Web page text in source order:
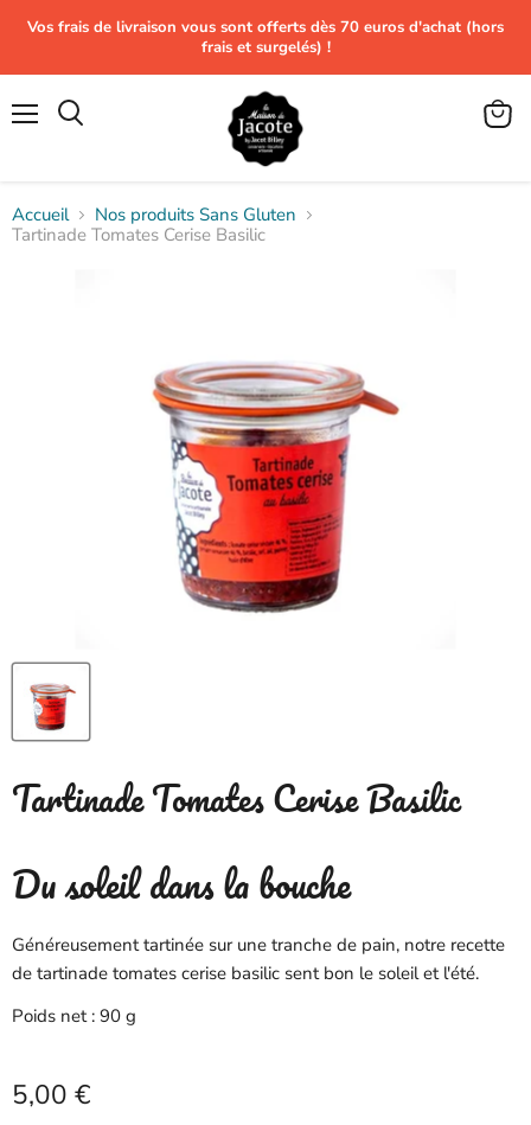
Vos frais de livraison vous sont offerts dès 70 euros d'achat (hors
frais et surgelés) !
Voir
Accueil
Nos produits Sans Gluten
Tartinade Tomates Cerise Basilic
Tartinade Tomates Cerise Basilic
Du soleil dans la bouche
Généreusement tartinée sur une tranche de pain, notre recette
de tartinade tomates cerise basilic sent bon le soleil et l'été.
Poids net : 90 g
Prix actuel
5,00 €